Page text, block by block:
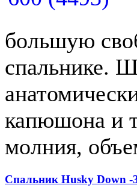
большую
спальнике.
капюшона и
молния,
Спальник Husky Down -